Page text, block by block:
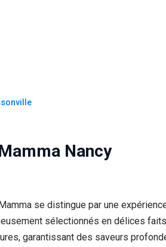
Nancy
se distingue par une
sélectionnés en délices
garantissant des saveurs